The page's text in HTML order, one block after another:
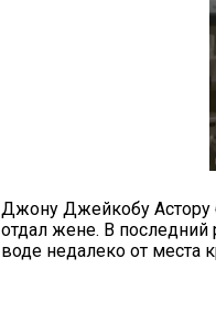
Джону Джейкобу Астору
отдал жене. В последний
воде недалеко от места